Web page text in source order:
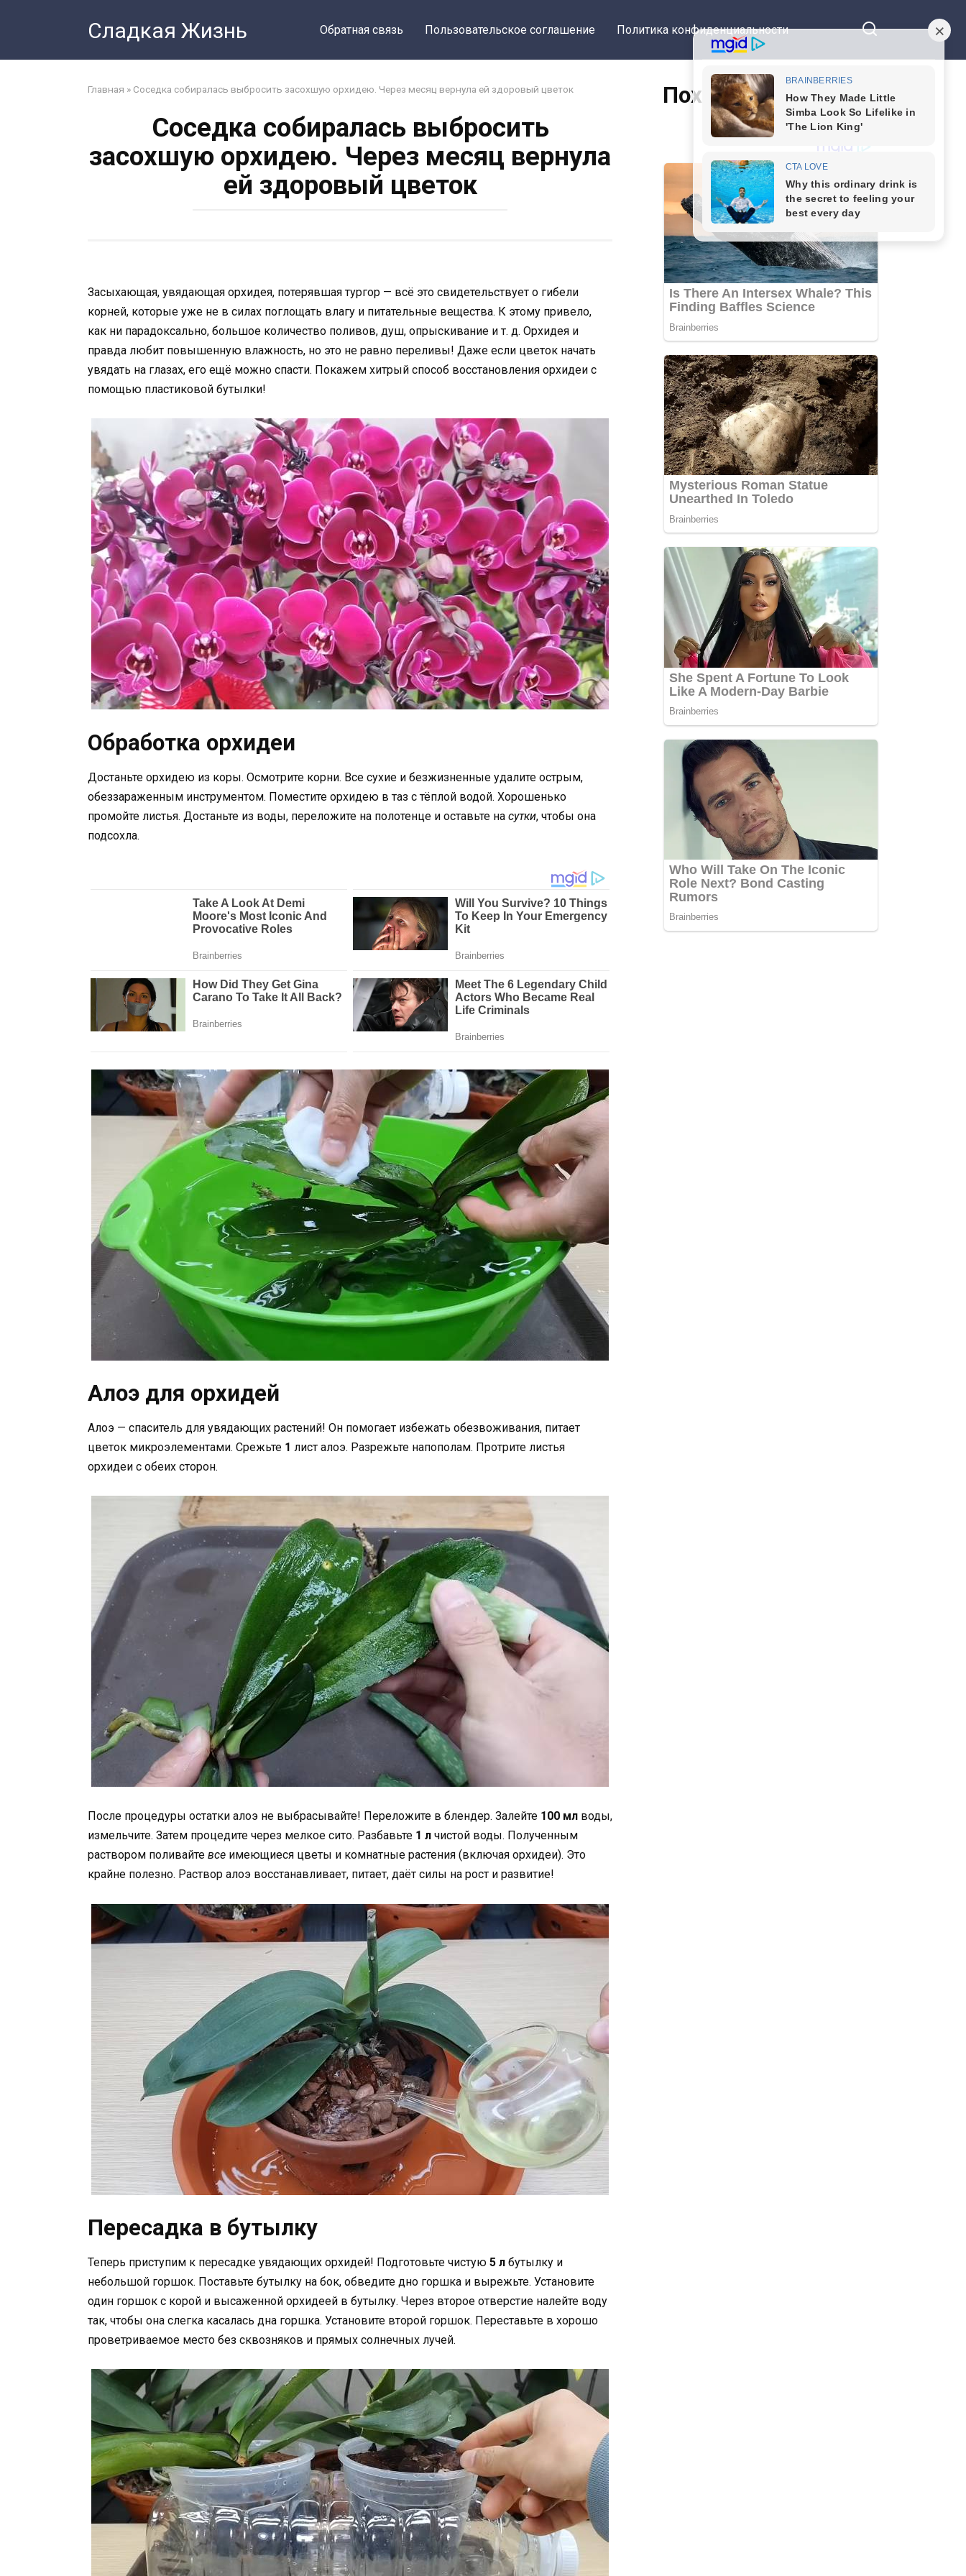
Сладкая Жизнь Обратная связь Пользовательское соглашение Политика конфиденциальности
Главная » Соседка собиралась выбросить засохшую орхидею. Через месяц вернула ей здоровый цветок
Соседка собиралась выбросить
засохшую орхидею. Через месяц вернула
ей здоровый цветок
Засыхающая, увядающая орхидея, потерявшая тургор — всё это свидетельствует о гибели
корней, которые уже не в силах поглощать влагу и питательные вещества. К этому привело,
как ни парадоксально, большое количество поливов, душ, опрыскивание и т. д. Орхидея и
правда любит повышенную влажность, но это не равно переливы! Даже если цветок начать
увядать на глазах, его ещё можно спасти. Покажем хитрый способ восстановления орхидеи с
помощью пластиковой бутылки!
Обработка орхидеи
Достаньте орхидею из коры. Осмотрите корни. Все сухие и безжизненные удалите острым,
обеззараженным инструментом. Поместите орхидею в таз с тёплой водой. Хорошенько
промойте листья. Достаньте из воды, переложите на полотенце и оставьте на сутки, чтобы она
подсохла.
Алоэ для орхидей
Алоэ — спаситель для увядающих растений! Он помогает избежать обезвоживания, питает
цветок микроэлементами. Срежьте 1 лист алоэ. Разрежьте напополам. Протрите листья
орхидеи с обеих сторон.
После процедуры остатки алоэ не выбрасывайте! Переложите в блендер. Залейте 100 мл воды,
измельчите. Затем процедите через мелкое сито. Разбавьте 1 л чистой воды. Полученным
раствором поливайте все имеющиеся цветы и комнатные растения (включая орхидеи). Это
крайне полезно. Раствор алоэ восстанавливает, питает, даёт силы на рост и развитие!
Пересадка в бутылку
Теперь приступим к пересадке увядающих орхидей! Подготовьте чистую 5 л бутылку и
небольшой горшок. Поставьте бутылку на бок, обведите дно горшка и вырежьте. Установите
один горшок с корой и высаженной орхидеей в бутылку. Через второе отверстие налейте воду
так, чтобы она слегка касалась дна горшка. Установите второй горшок. Переставьте в хорошо
проветриваемое место без сквозняков и прямых солнечных лучей.
Похожие статьи